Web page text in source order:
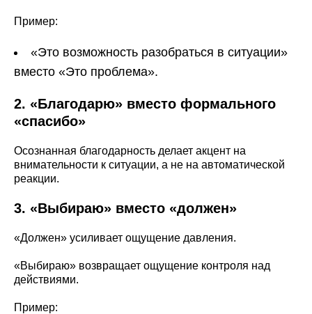
Пример:
«Это возможность разобраться в ситуации»
вместо «Это проблема».
2. «Благодарю» вместо формального
«спасибо»
Осознанная благодарность делает акцент на
внимательности к ситуации, а не на автоматической
реакции.
3. «Выбираю» вместо «должен»
«Должен» усиливает ощущение давления.
«Выбираю» возвращает ощущение контроля над
действиями.
Пример: